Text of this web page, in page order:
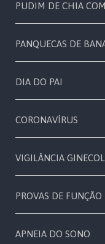
PUDIM DE CHIA
PANQUECAS DE
DIA DO PAI
CORONAVÍRUS
VIGILÂNCIA
PROVAS DE FUNÇÃO
APNEIA DO SONO